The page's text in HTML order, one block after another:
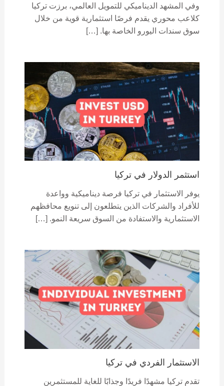
وفي المشهد الديناميكي للتمويل العالمي، برزت تركيا
كلاعب محوري يقدم فرصًا استثمارية قوية من خلال
سوق سندات اليورو الخاصة بها. […]
استثمر الدولار في تركيا
يوفر الاستثمار في تركيا فرصة ديناميكية وواعدة
للأفراد والشركات الذين يتطلعون إلى تنويع محافظهم
الاستثمارية والاستفادة من السوق سريعة النمو. […]
الاستثمار الفردي في تركيا
تقدم تركيا مشهدًا فريدًا وجذابًا للغاية للمستثمرين